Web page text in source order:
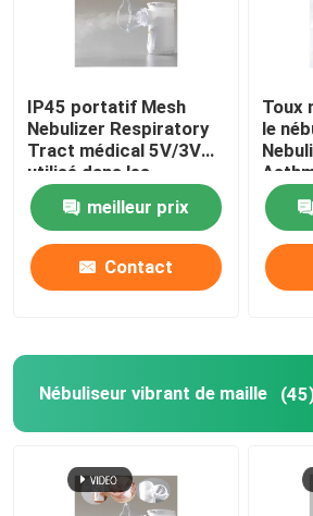
IP45 portatif Mesh
Nebulizer Respiratory
Tract médical 5V/3V
utilisé dans les
hôpitaux
meilleur prix
Contact
Toux
le
Nébuliseur vibrant de maille